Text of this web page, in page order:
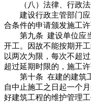
（八）法律、行政法
建设行政主管部门应
合条件的申请颁发施工许
第九条 建设单位应当
开工。因故不能按期开
以两次为限，每次不超
超过延期时限的，施工许
第十条 在建的建筑工
自中止施工之日起一个
好建筑工程的维护管理工